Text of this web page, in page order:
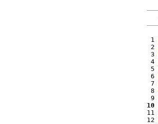
1
2
3
4
5
6
7
8
9
10
11
12